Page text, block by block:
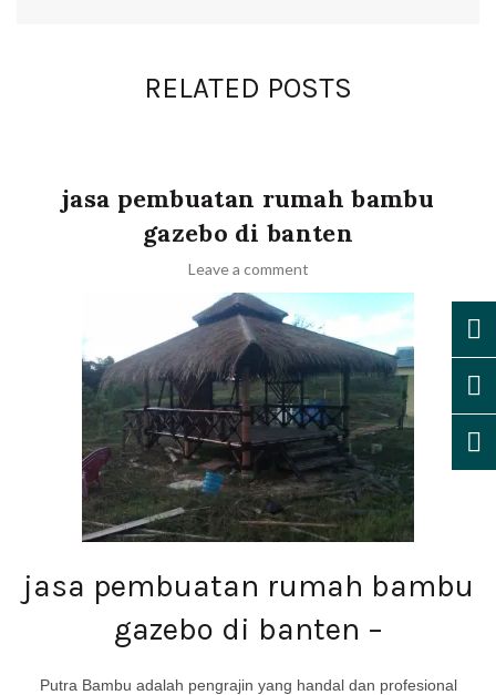
RELATED POSTS
jasa pembuatan rumah bambu
gazebo di banten
Leave a comment
jasa pembuatan rumah bambu
gazebo di banten –
Putra Bambu adalah pengrajin yang handal dan profesional